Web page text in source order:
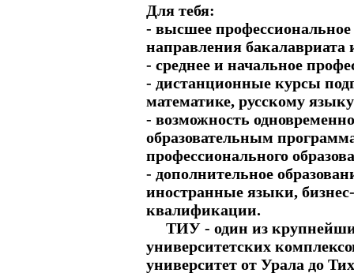
Для тебя:
- высшее профессиональное
направления бакалавриата
- среднее и начальное
- дистанционные курсы
математике, русскому
- возможность
образовательным
профессионального
- дополнительное
иностранные языки,
квалификации.
ТИУ - один из
университетских
университет от Урала до